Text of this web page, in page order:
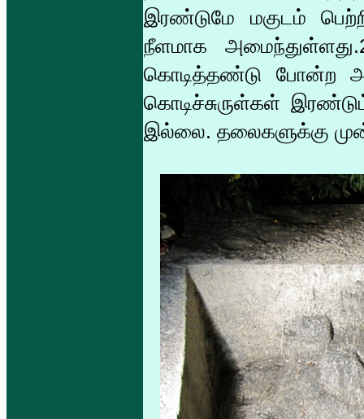
இரண்டுமே மகுடம்
நீளமாக
கொடித்தண்டு போன்ற
கொடிச்சுருள்கள்
இல்லை. தலைகளுக்கு